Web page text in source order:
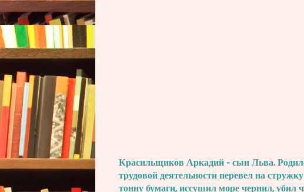
Красильщиков Аркадий - сын Льва.
трудовой деятельности перевел на
тонну бумаги, иссушил море чернил, убил